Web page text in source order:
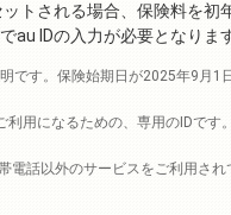
トされる場合、保険料を初
au IDの入力が必要となりま
です。保険始期日が2025年9月1
用になるための、専用のIDです
電話以外のサービスをご利用さ